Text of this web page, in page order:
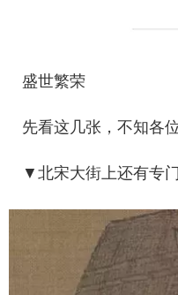
盛世繁荣
先看这几张，不知各
▼北宋大街上还有专